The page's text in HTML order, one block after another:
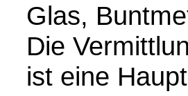
Glas,
Die
ist eine